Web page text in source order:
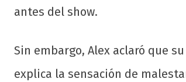
antes del show.
Sin embargo, Alex aclaró que
explica la sensación de